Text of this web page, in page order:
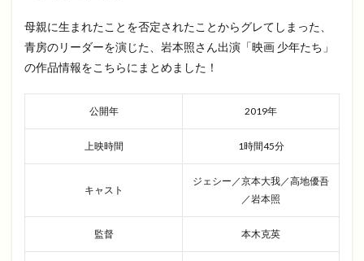
母親に生まれたことを否定されたことからグレてしまった、
青房のリーダーを演じた、岩本照さん出演「映画 少年たち」
の作品情報をこちらにまとめました！
公開年 2019年
上映時間 1時間45分
キャスト
ジェシー／京本大我／高地優吾
／岩本照
監督 本木克英